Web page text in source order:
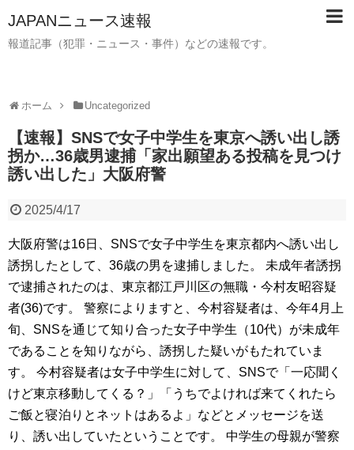
JAPANニュース速報
報道記事（犯罪・ニュース・事件）などの速報です。
ホーム Uncategorized
【速報】SNSで女子中学生を東京へ誘い出し誘
拐か…36歳男逮捕「家出願望ある投稿を見つけ
誘い出した」大阪府警
2025/4/17
大阪府警は16日、SNSで女子中学生を東京都内へ誘い出し
誘拐したとして、36歳の男を逮捕しました。 未成年者誘拐
で逮捕されたのは、東京都江戸川区の無職・今村友昭容疑
者(36)です。 警察によりますと、今村容疑者は、今年4月上
旬、SNSを通じて知り合った女子中学生（10代）が未成年
であることを知りながら、誘拐した疑いがもたれていま
す。 今村容疑者は女子中学生に対して、SNSで「一応聞く
けど東京移動してくる？」「うちでよければ来てくれたら
ご飯と寝泊りとネットはあるよ」などとメッセージを送
り、誘い出していたということです。 中学生の母親が警察